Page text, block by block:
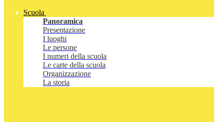
Scuola
Panoramica
Presentazione
I luoghi
Le persone
I numeri della scuola
Le carte della scuola
Organizzazione
La storia